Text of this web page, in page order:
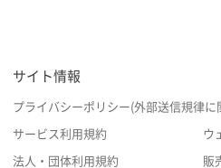
サイト情報
プライバシーポリシー(外部送信規律に
サービス利用規約 ウ
法人・団体利用規約 販